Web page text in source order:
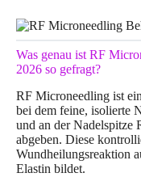
Was genau ist RF
2026 so gefragt?
RF Microneedling ist
bei dem feine, isolierte
und an der Nadelspitze
abgeben. Diese
Wundheilungsreaktion
Elastin bildet.